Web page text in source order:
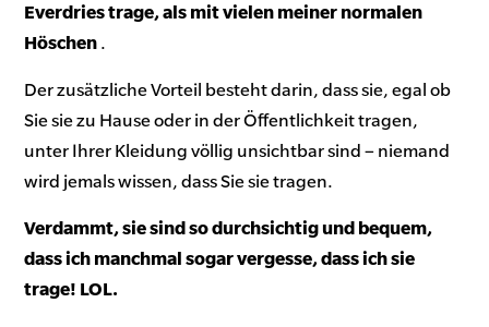
Everdries trage, als mit vielen meiner normalen
Höschen .
Der zusätzliche Vorteil besteht darin, dass sie, egal ob
Sie sie zu Hause oder in der Öffentlichkeit tragen,
unter Ihrer Kleidung völlig unsichtbar sind – niemand
wird jemals wissen, dass Sie sie tragen.
Verdammt, sie sind so durchsichtig und bequem,
dass ich manchmal sogar vergesse, dass ich sie
trage! LOL.